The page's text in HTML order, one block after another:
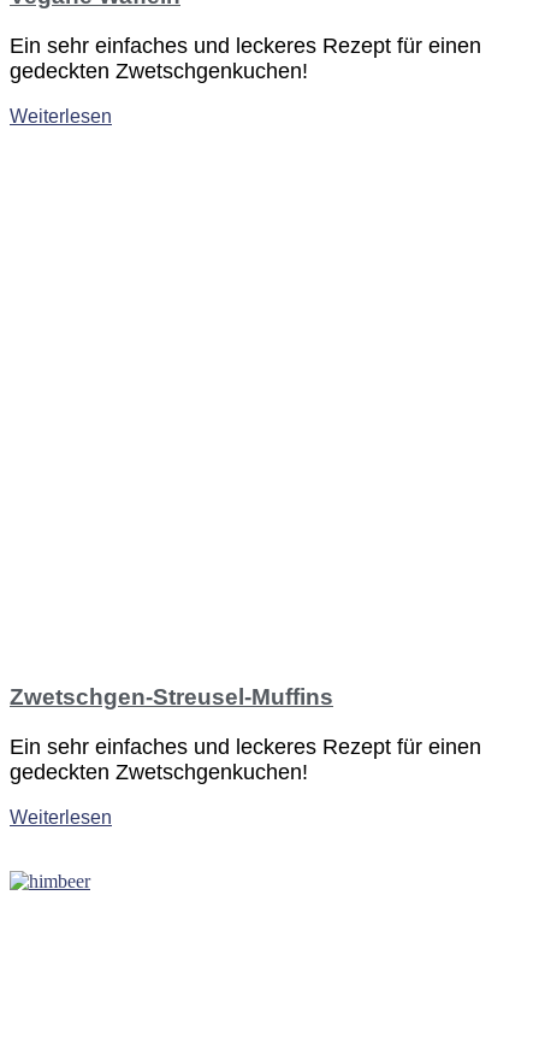
Ein sehr einfaches und leckeres Rezept für einen
gedeckten Zwetschgenkuchen!
Weiterlesen
Zwetschgen-Streusel-Muffins
Ein sehr einfaches und leckeres Rezept für einen
gedeckten Zwetschgenkuchen!
Weiterlesen